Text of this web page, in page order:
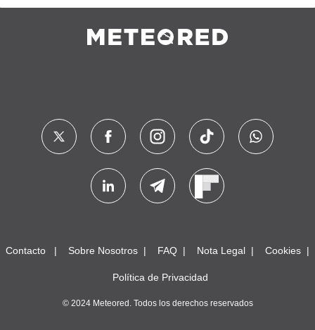
Contacto Sobre Nosotros FAQ Nota Legal Cookies
Política de Privacidad
© 2024 Meteored. Todos los derechos reservados